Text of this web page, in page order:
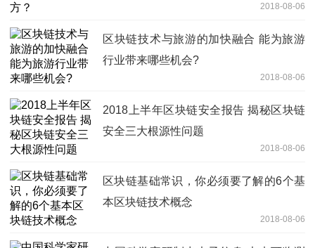
2018-08-06
区块链技术与旅游的加快融合 能为旅游
行业带来哪些机会?
2018-08-06
2018上半年区块链安全报告 揭秘区块链
安全三大根源性问题
2018-08-06
区块链基础常识，你必须要了解的6个基
本区块链技术概念
2018-08-06